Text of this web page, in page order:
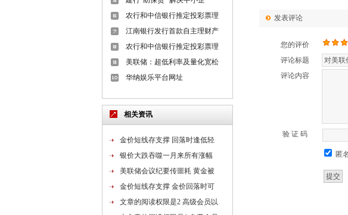
发表评论
您的评价
评论标题
评论内容
验 证 码
匿
农行和中信银行推定投彩票理
江南银行发行首款自主理财产
农行和中信银行推定投彩票理
美联储：超低利率及量化宽松
华纳娱乐平台网址
相关资讯
金价短线存支撑 回落时逢低轻
银价大跌吞噬一月来所有涨幅
美联储会议纪要传噩耗 黄金被
金价短线存支撑 金价回落时可
文章的阅读权限是2 高级会员以